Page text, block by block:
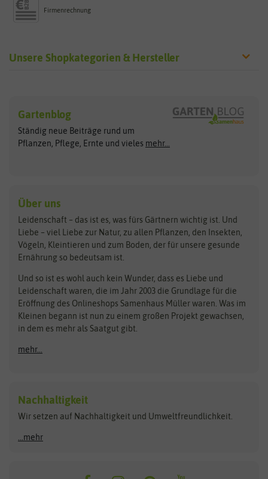
Firmenrechnung
Unsere Shopkategorien & Hersteller
Exotische Samen
Gemüsesamen
Gründünger
Kräutersamen
Obstsamen
Pilzbrut
Rasensamen
Steckzwiebeln
Zimmer & Kübelpflanzen
Kataloge
Schnäppchen
Anzucht & Gartenzubehör
Anzuchtschalen
Heizmatte & Heizkabel
Kokos-Quelltabletten
Zimmergewächshaus
Arche Noah
ASB Greenworld
Benary
Bingenheimer Saatgut
Bionana
BIOWOL
Blumicorn
Bûten Birds
Carl Pabst
Clever Pots
COMPO
Dürr-Samen
Feldsaaten Freudenberger
Fertil
Flora Elite
Florissa
Flortis
Franchi Sementi
Hortitops
JUB Holland
Gartenblog
Ständig neue Beiträge rund um
Pflanzen, Pflege, Ernte und vieles mehr...
Über uns
Leidenschaft – das ist es, was fürs Gärtnern wichtig ist. Und
Liebe – viel Liebe zur Natur, zu allen Pflanzen, den Insekten,
Vögeln, Kleintieren und zum Boden, der für unsere gesunde
Ernährung so bedeutsam ist.
Und so ist es wohl auch kein Wunder, dass es Liebe und
Leidenschaft waren, die im Jahr 2003 die Grundlage für die
Eröffnung des Onlineshops Samenhaus Müller waren. Was im
Kleinen begann ist nun zu einem großen Projekt gewachsen,
in dem es mehr als Saatgut gibt.
mehr...
Nachhaltigkeit
Wir setzen auf Nachhaltigkeit und Umweltfreundlichkeit.
...mehr